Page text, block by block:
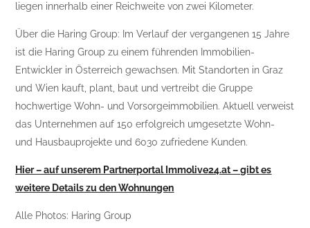
liegen innerhalb einer Reichweite von zwei Kilometer.
Über die Haring Group: Im Verlauf der vergangenen 15 Jahre
ist die Haring Group zu einem führenden Immobilien-
Entwickler in Österreich gewachsen. Mit Standorten in Graz
und Wien kauft, plant, baut und vertreibt die Gruppe
hochwertige Wohn- und Vorsorgeimmobilien. Aktuell verweist
das Unternehmen auf 150 erfolgreich umgesetzte Wohn-
und Hausbauprojekte und 6030 zufriedene Kunden.
Hier – auf unserem Partnerportal Immolive24.at – gibt es
weitere Details zu den Wohnungen
Alle Photos: Haring Group